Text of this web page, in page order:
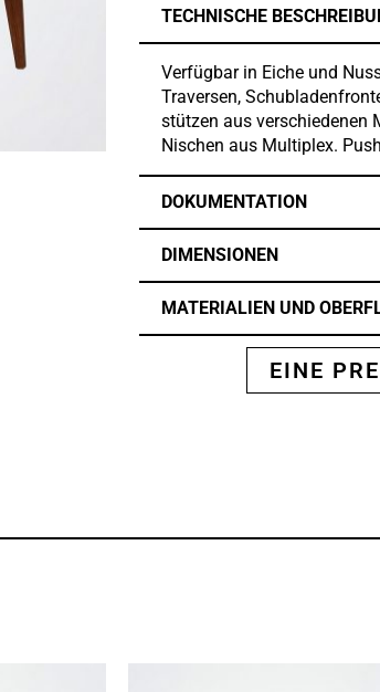
TECHNISCHE
Verfügbar in Eiche und
Traversen,
stützen aus verschiedenen
Nischen aus Multiplex.
DOKUMENTATION
DIMENSIONEN
MATERIALIEN UND
EINE